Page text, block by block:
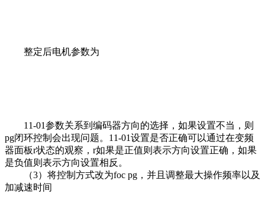
整定后电机参数为
11-01参数关系到编码器方向的选择，如果设置不当，则
pg闭环控制会出现问题。11-01设置是否正确可以通过在变频
器面板r状态的观察，r如果是正值则表示方向设置正确，如果
是负值则表示方向设置相反。
（3）将控制方式改为foc pg，并且调整最大操作频率以及
加减速时间